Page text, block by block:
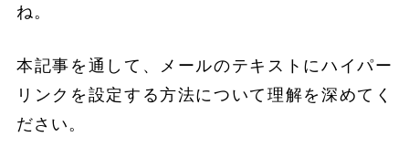
ね。
本記事を通して、メールのテキストにハイパー
リンクを設定する方法について理解を深めてく
ださい。